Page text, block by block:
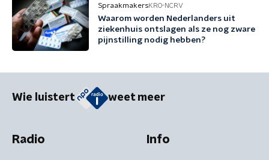
SpraakmakersKRO-NCRV
Waarom worden Nederlanders uit
ziekenhuis ontslagen als ze nog zware
pijnstilling nodig hebben?
Wie luistert weet meer
Radio Info